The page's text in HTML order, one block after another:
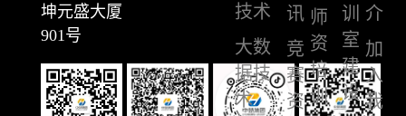
坤元盛大厦
901号
技术
大数
据技
术
讯
竞
赛
资
师
资
培
训
训
室
建
设
介
加
入
我